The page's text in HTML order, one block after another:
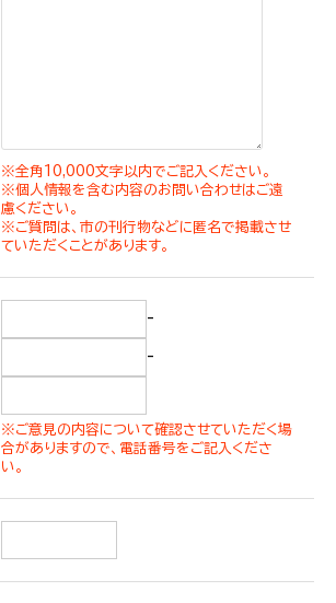
※全角10,000文字以内でご記入ください。
※個人情報を含む内容のお問い合わせはご遠
慮ください。
※ご質問は、市の刊行物などに匿名で掲載させ
ていただくことがあります。
-
-
※ご意見の内容について確認させていただく場
合がありますので、電話番号をご記入くださ
い。